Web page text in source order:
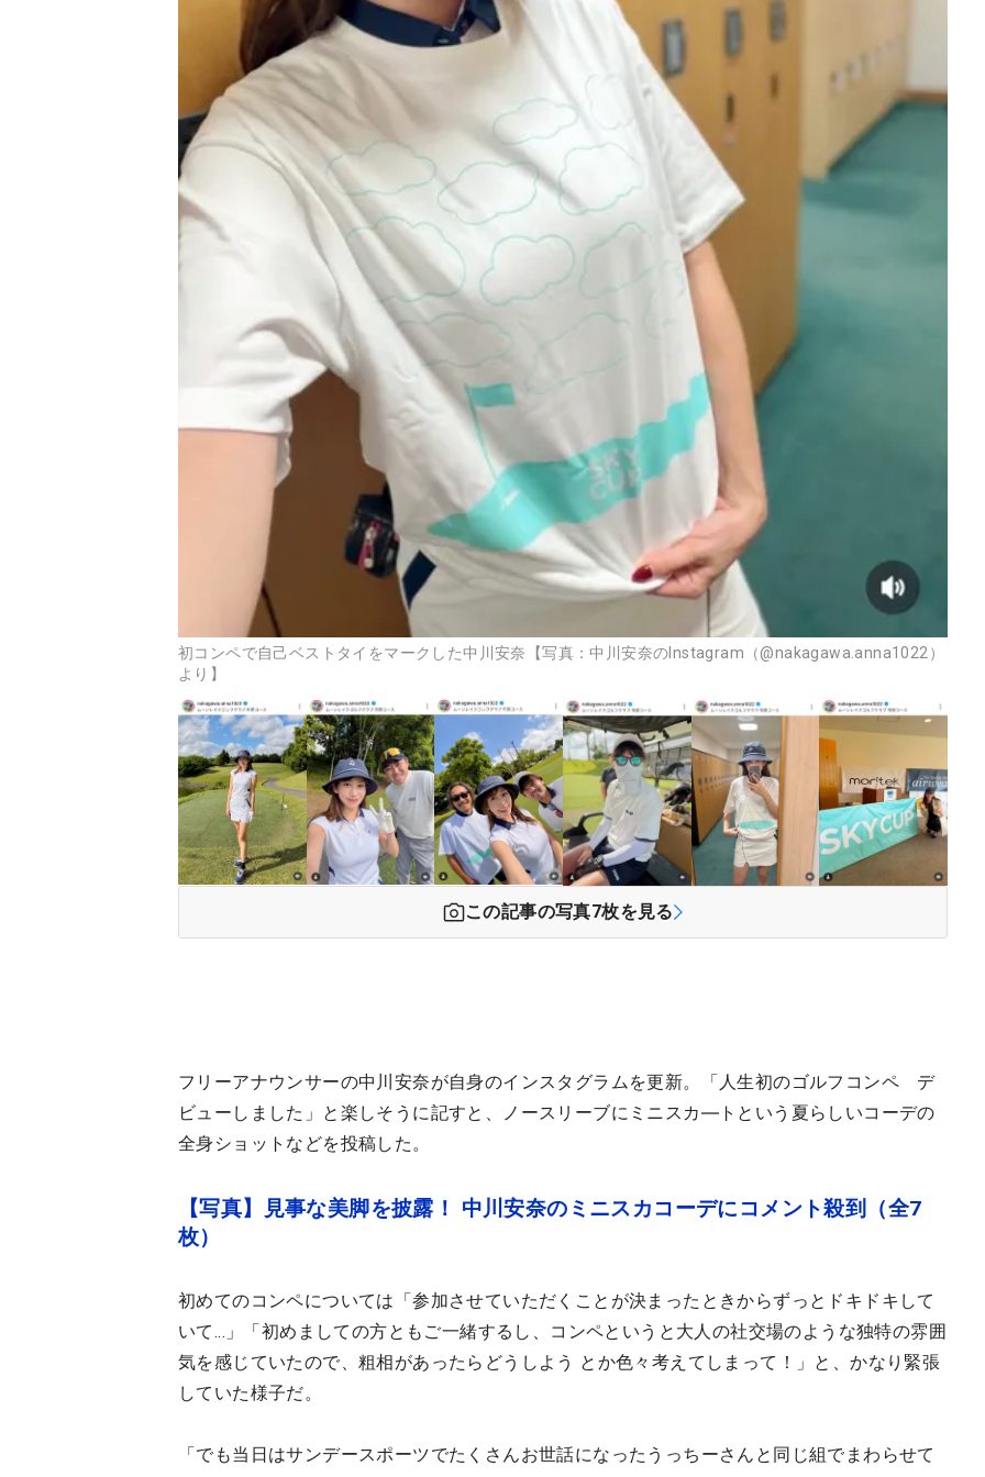
初コンペで自己ベストタイをマークした中川安奈【写真：中川安奈のInstagram（@nakagawa.anna1022）
より】
この記事の写真7枚を見る
フリーアナウンサーの中川安奈が自身のインスタグラムを更新。「人生初のゴルフコンペ デ
ビューしました」と楽しそうに記すと、ノースリーブにミニスカ―トという夏らしいコーデの
全身ショットなどを投稿した。
【写真】見事な美脚を披露！ 中川安奈のミニスカコーデにコメント殺到（全7
枚）
初めてのコンペについては「参加させていただくことが決まったときからずっとドキドキして
いて...」「初めましての方ともご一緒するし、コンペというと大人の社交場のような独特の雰囲
気を感じていたので、粗相があったらどうしよう とか色々考えてしまって！」と、かなり緊張
していた様子だ。
「でも当日はサンデースポーツでたくさんお世話になったうっちーさんと同じ組でまわらせて